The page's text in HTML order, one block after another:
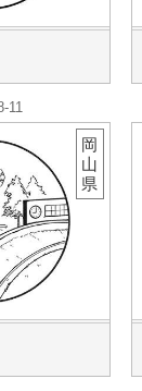
11
岡
山
県